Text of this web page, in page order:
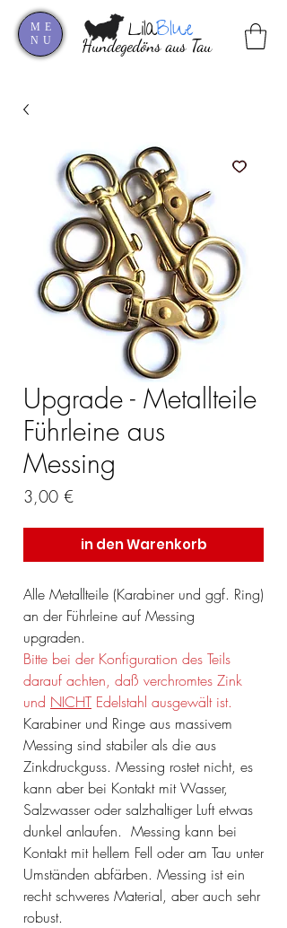
Hundegedöns aus Tau
LilaBlue
ME
NU
Upgrade - Metallteile
Führleine aus
Messing
3,00 €
in den Warenkorb
Alle Metallteile (Karabiner und ggf. Ring)
an der Führleine auf Messing
upgraden.
Bitte bei der Konfiguration des Teils
darauf achten, daß verchromtes Zink
und NICHT Edelstahl ausgewält ist.
Karabiner und Ringe aus massivem
Messing sind stabiler als die aus
Zinkdruckguss. Messing rostet nicht, es
kann aber bei Kontakt mit Wasser,
Salzwasser oder salzhaltiger Luft etwas
dunkel anlaufen. Messing kann bei
Kontakt mit hellem Fell oder am Tau unter
Umständen abfärben. Messing ist ein
recht schweres Material, aber auch sehr
robust.